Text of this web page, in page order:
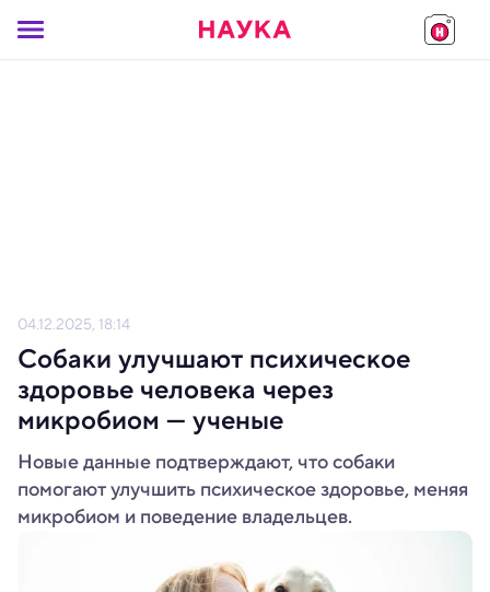
04.12.2025, 18:14
Собаки улучшают психическое
здоровье человека через
микробиом — ученые
Новые данные подтверждают, что собаки
помогают улучшить психическое здоровье, меняя
микробиом и поведение владельцев.